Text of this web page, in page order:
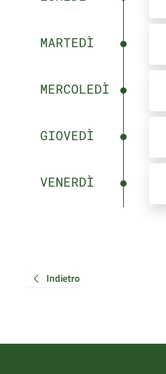
MARTEDÌ
MERCOLEDÌ
GIOVEDÌ
VENERDÌ
Indietro